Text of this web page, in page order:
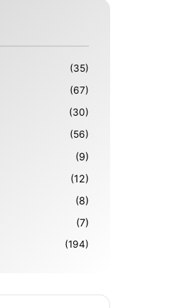
(35)
(67)
(30)
(56)
(9)
(12)
(8)
(7)
(194)